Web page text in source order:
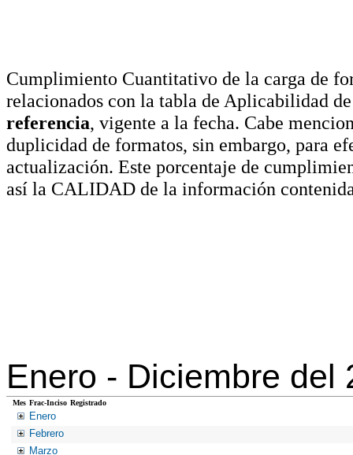
Cumplimiento Cuantitativo de la carga de
relacionados con la tabla de Aplicabilidad
referencia, vigente a la fecha. Cabe
duplicidad de formatos, sin embargo, para
actualización. Este porcentaje de
así la CALIDAD de la información
Enero - Diciembre del
Mes Frac-Inciso Registrado
Enero
Febrero
Marzo